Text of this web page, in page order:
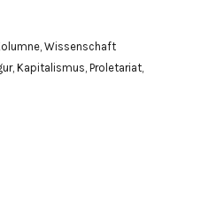
, Wissenschaft
, Kapitalismus Proletariat